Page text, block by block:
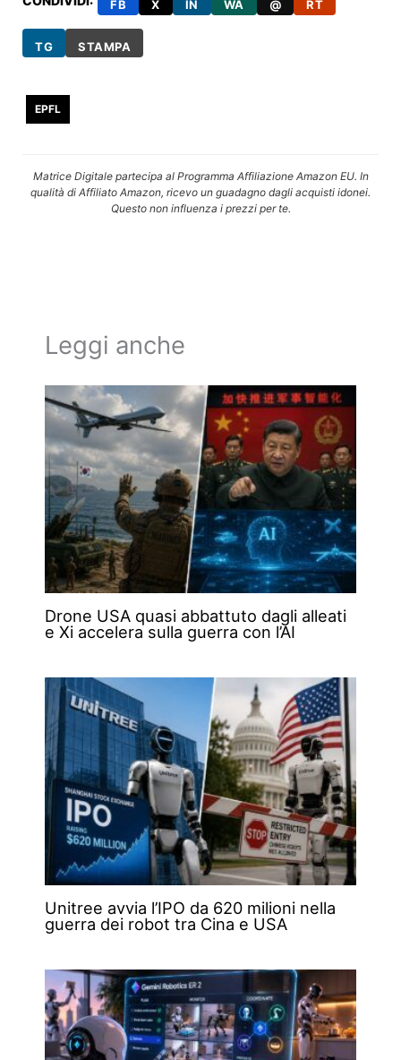
FB X IN WA @ RT
TG STAMPA
EPFL
Matrice Digitale partecipa al Programma Affiliazione Amazon EU. In
qualità di Affiliato Amazon, ricevo un guadagno dagli acquisti idonei.
Questo non influenza i prezzi per te.
Leggi anche
Drone USA quasi abbattuto dagli alleati
e Xi accelera sulla guerra con l’AI
Unitree avvia l’IPO da 620 milioni nella
guerra dei robot tra Cina e USA